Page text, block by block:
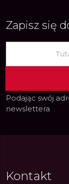
Zapisz się
Podając swój
newslettera
Kontakt